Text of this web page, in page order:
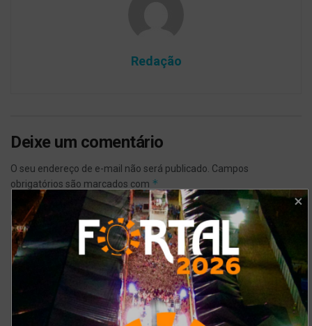
Redação
Deixe um comentário
O seu endereço de e-mail não será publicado. Campos
obrigatórios são marcados com *
Comentário